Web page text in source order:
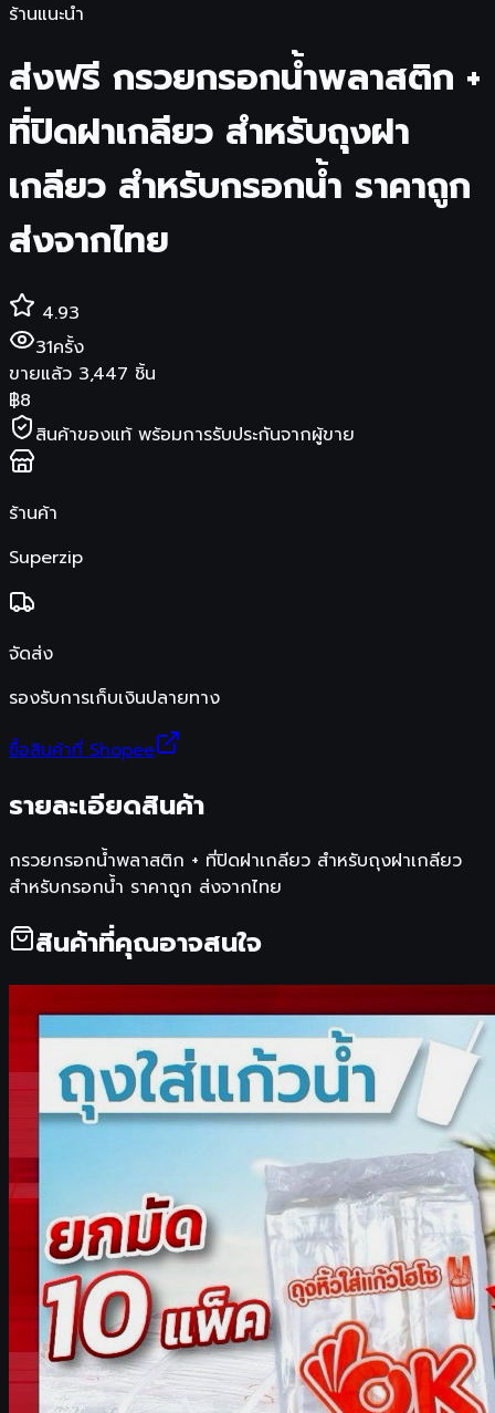
ร้านแนะนำ
ส่งฟรี กรวยกรอกน้ำพลาสติก +
ที่ปิดฝาเกลียว สำหรับถุงฝา
เกลียว สำหรับกรอกน้ำ ราคาถูก
ส่งจากไทย
4.93
31ครั้ง
ขายแล้ว 3,447 ชิ้น
฿8
สินค้าของแท้ พร้อมการรับประกันจากผู้ขาย
ร้านค้า
Superzip
จัดส่ง
รองรับการเก็บเงินปลายทาง
ซื้อสินค้าที่ Shopee
รายละเอียดสินค้า
กรวยกรอกน้ำพลาสติก + ที่ปิดฝาเกลียว สำหรับถุงฝาเกลียว
สำหรับกรอกน้ำ ราคาถูก ส่งจากไทย
สินค้าที่คุณอาจสนใจ